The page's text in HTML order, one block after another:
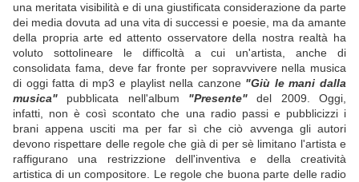
una meritata visibilità e di una giustificata considerazione da parte
dei media dovuta ad una vita di successi e poesie, ma da amante
della propria arte ed attento osservatore della nostra realtà ha
voluto sottolineare le difficoltà a cui un'artista, anche di
consolidata fama, deve far fronte per sopravvivere nella musica
di oggi fatta di mp3 e playlist nella canzone "Giù le mani dalla
musica" pubblicata nell'album "Presente" del 2009. Oggi,
infatti, non è così scontato che una radio passi e pubblicizzi i
brani appena usciti ma per far sì che ciò avvenga gli autori
devono rispettare delle regole che già di per sè limitano l'artista e
raffigurano una restrizzione dell'inventiva e della creatività
artistica di un compositore. Le regole che buona parte delle radio